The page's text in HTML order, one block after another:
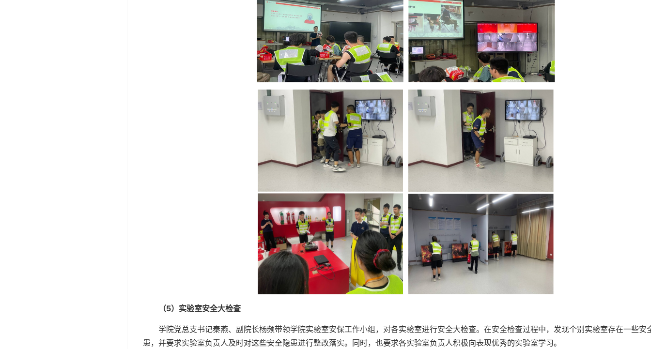
（5）实验室安全大检查
学院党总支书记秦燕、副院长杨频带领学院实验室安保工作小组，对各实验室进行安全大检查。在安全检查过程中，发现个别实验室存在一些安
患，并要求实验室负责人及时对这些安全隐患进行整改落实。同时，也要求各实验室负责人积极向表现优秀的实验室学习。